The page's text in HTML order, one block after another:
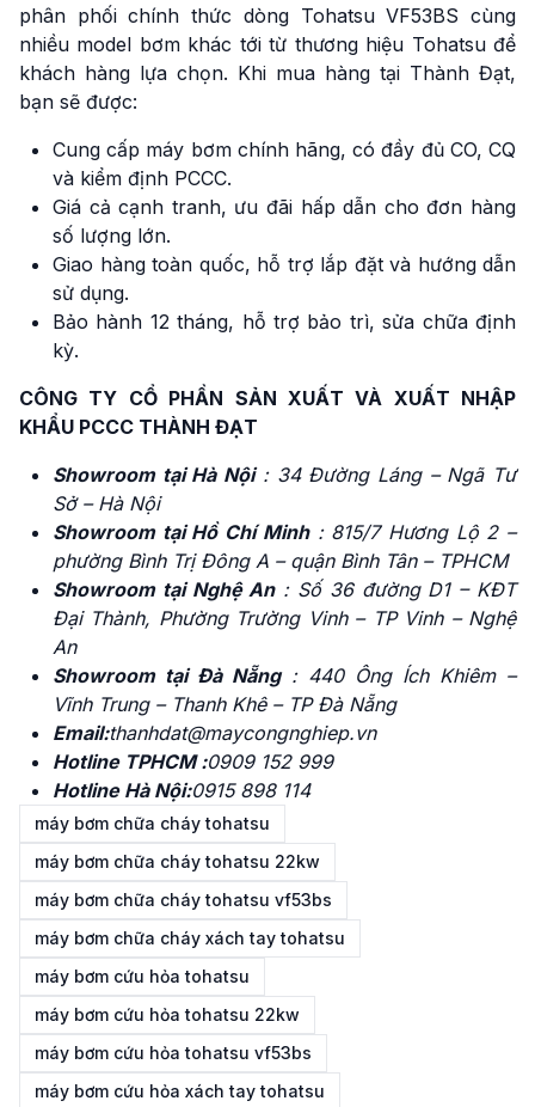
phân phối chính thức dòng Tohatsu VF53BS cùng
nhiều model bơm khác tới từ thương hiệu Tohatsu để
khách hàng lựa chọn. Khi mua hàng tại Thành Đạt,
bạn sẽ được:
Cung cấp máy bơm chính hãng, có đầy đủ CO, CQ
và kiểm định PCCC.
Giá cả cạnh tranh, ưu đãi hấp dẫn cho đơn hàng
số lượng lớn.
Giao hàng toàn quốc, hỗ trợ lắp đặt và hướng dẫn
sử dụng.
Bảo hành 12 tháng, hỗ trợ bảo trì, sửa chữa định
kỳ.
CÔNG TY CỔ PHẦN SẢN XUẤT VÀ XUẤT NHẬP
KHẨU PCCC THÀNH ĐẠT
Showroom tại Hà Nội: 34 Đường Láng – Ngã Tư
Sở – Hà Nội
Showroom tại Hồ Chí Minh: 815/7 Hương Lộ 2 –
phường Bình Trị Đông A – quận Bình Tân – TPHCM
Showroom tại Nghệ An: Số 36 đường D1 – KĐT
Đại Thành, Phường Trường Vinh – TP Vinh – Nghệ
An
Showroom tại Đà Nẵng: 440 Ông Ích Khiêm –
Vĩnh Trung – Thanh Khê – TP Đà Nẵng
Email:thanhdat@maycongnghiep.vn
Hotline TPHCM :0909 152 999
Hotline Hà Nội:0915 898 114
máy bơm chữa cháy tohatsu
máy bơm chữa cháy tohatsu 22kw
máy bơm chữa cháy tohatsu vf53bs
máy bơm chữa cháy xách tay tohatsu
máy bơm cứu hỏa tohatsu
máy bơm cứu hỏa tohatsu 22kw
máy bơm cứu hỏa tohatsu vf53bs
máy bơm cứu hỏa xách tay tohatsu